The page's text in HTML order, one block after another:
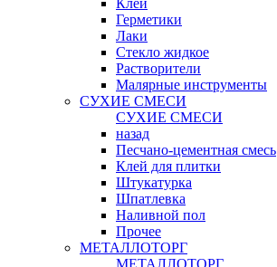
Клей
Герметики
Лаки
Стекло жидкое
Растворители
Малярные инструменты
СУХИЕ СМЕСИ
СУХИЕ СМЕСИ
назад
Песчано-цементная смесь
Клей для плитки
Штукатурка
Шпатлевка
Наливной пол
Прочее
МЕТАЛЛОТОРГ
МЕТАЛЛОТОРГ